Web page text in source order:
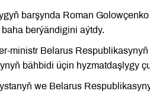
barşynda Roman
berýändigini aýtdy.
ministr Belarus
bähbidi üçin hyzmatdaşlygy
we Belarus